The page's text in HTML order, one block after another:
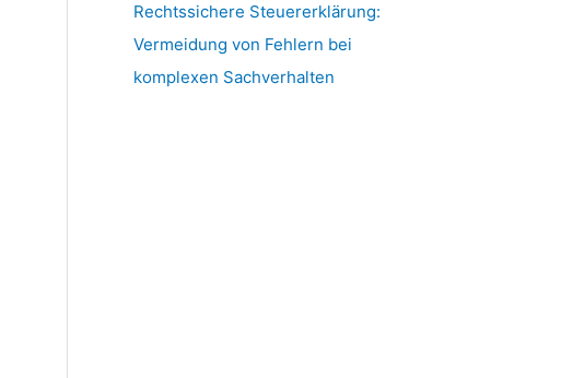
Rechtssichere Steuererklärung:
Vermeidung von Fehlern bei
komplexen Sachverhalten